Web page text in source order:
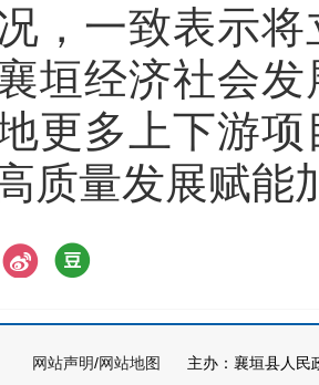
，一致表示
垣经济社会
更多上下游
质量发展赋能
网站声明/网站地图
主办：襄垣县人民